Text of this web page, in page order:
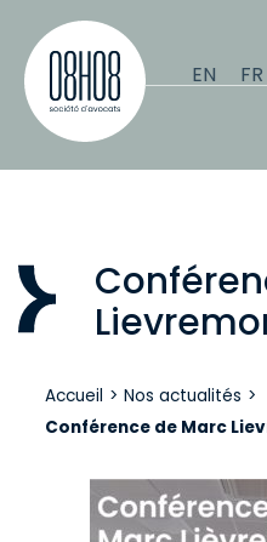
Aller au contenu
EN
FR
Accueil > Nos actualités >
Conférence de Marc